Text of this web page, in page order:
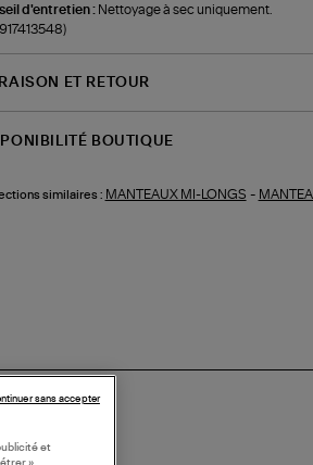
d'entretien : Nettoyage à sec uniquement.
ET RETOUR
BOUTIQUE
similaires : MANTEAUX MI-LONGS -
et
»,
sans accepter